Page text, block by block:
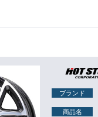
ブランド
商品名